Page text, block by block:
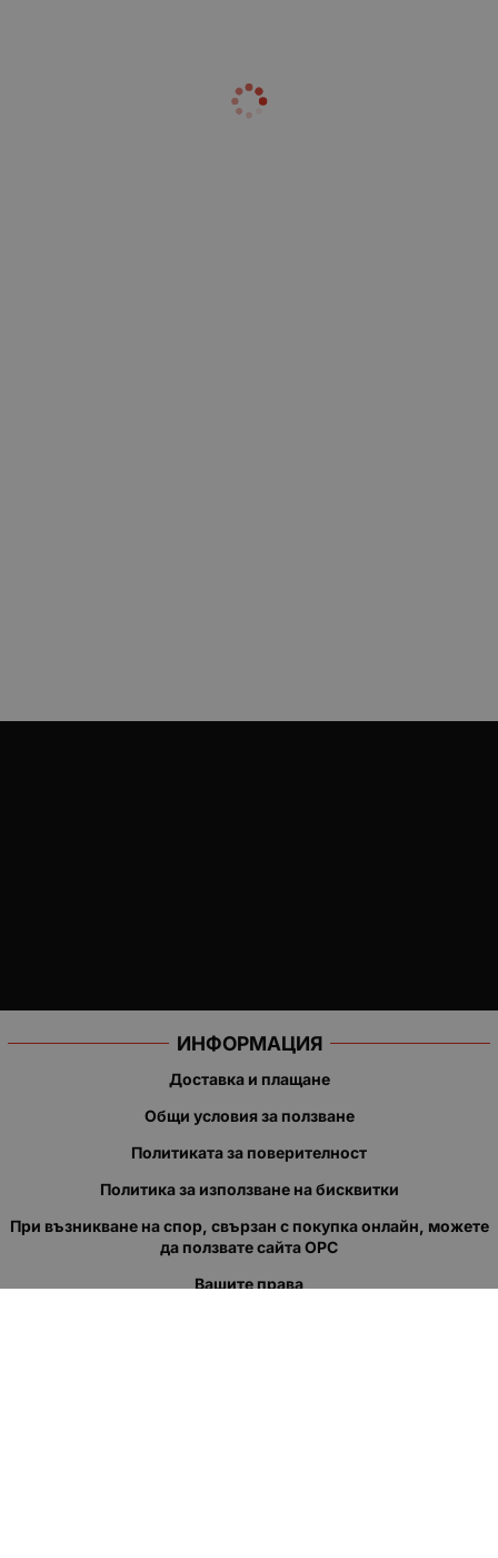
ИНФОРМАЦИЯ
Доставка и плащане
Общи условия за ползване
Политиката за поверителност
Политика за използване на бисквитки
При възникване на спор, свързан с покупка онлайн, можете
да ползвате сайта ОРС
Вашите права